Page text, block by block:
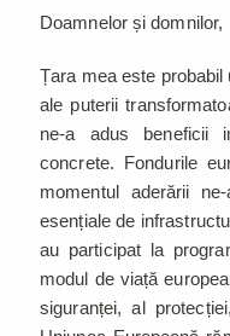
Doamnelor și domnilor,
Țara mea este
ale puterii
ne-a adus beneficii
concrete. Fondurile
momentul aderării
esențiale de
au participat la
modul de viață
siguranței, al